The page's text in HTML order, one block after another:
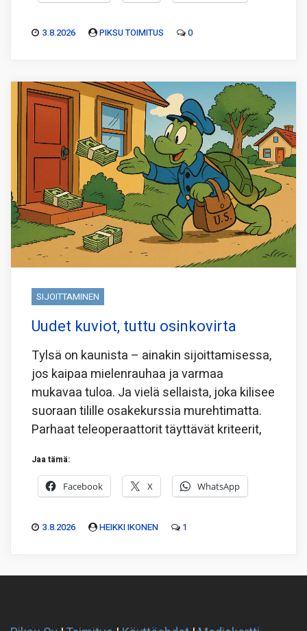
3.8.2026 PIKSU TOIMITUS 0
SIJOITTAMINEN
Uudet kuviot, tuttu osinkovirta
Tylsä on kaunista – ainakin sijoittamisessa,
jos kaipaa mielenrauhaa ja varmaa
mukavaa tuloa. Ja vielä sellaista, joka kilisee
suoraan tilille osakekurssia murehtimatta.
Parhaat teleoperaattorit täyttävät kriteerit,
Jaa tämä:
Facebook X WhatsApp
3.8.2026 HEIKKI IKONEN 1